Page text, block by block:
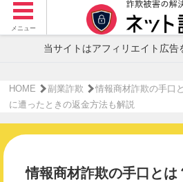
メニュー
当サイトはアフィリエイト広告
HOME 副業詐欺
情報商材詐欺の手口
に遭ったときの返金方法も解説
情報商材詐欺の手口とは